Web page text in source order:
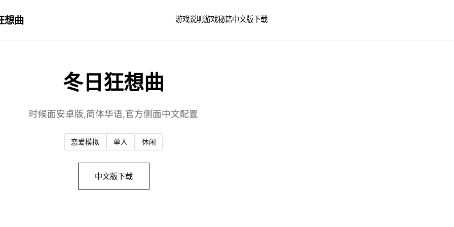
想曲 游戏说明游戏秘籍中文版下载
冬日狂想曲
时候面安卓版,简体华语,官方侧面中文配置
恋爱模拟 单人 休闲
中文版下载